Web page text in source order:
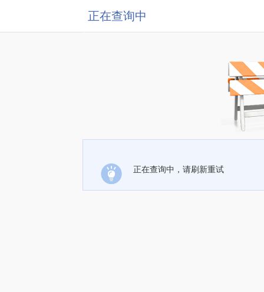
正在查询中
正在查询中，请刷新重试